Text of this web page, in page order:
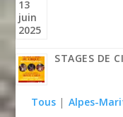
STAGES DE
Tous | Alpes-